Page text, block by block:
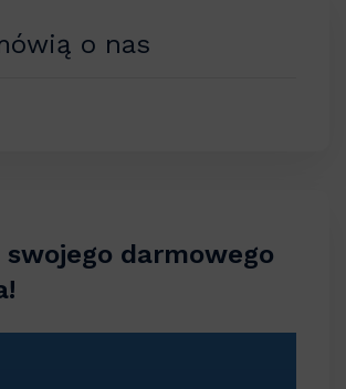
o nas
swojego darmowego